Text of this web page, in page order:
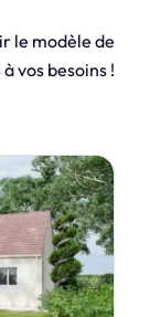
le modèle de
vos besoins !